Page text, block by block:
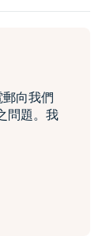
向我們
問題。我